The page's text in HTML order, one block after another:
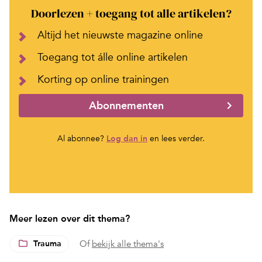
Doorlezen + toegang tot alle artikelen?
Altijd het nieuwste magazine online
Toegang tot álle online artikelen
Korting op online trainingen
Abonnementen
Al abonnee? Log dan in en lees verder.
Meer lezen over dit thema?
Trauma Of bekijk alle thema's